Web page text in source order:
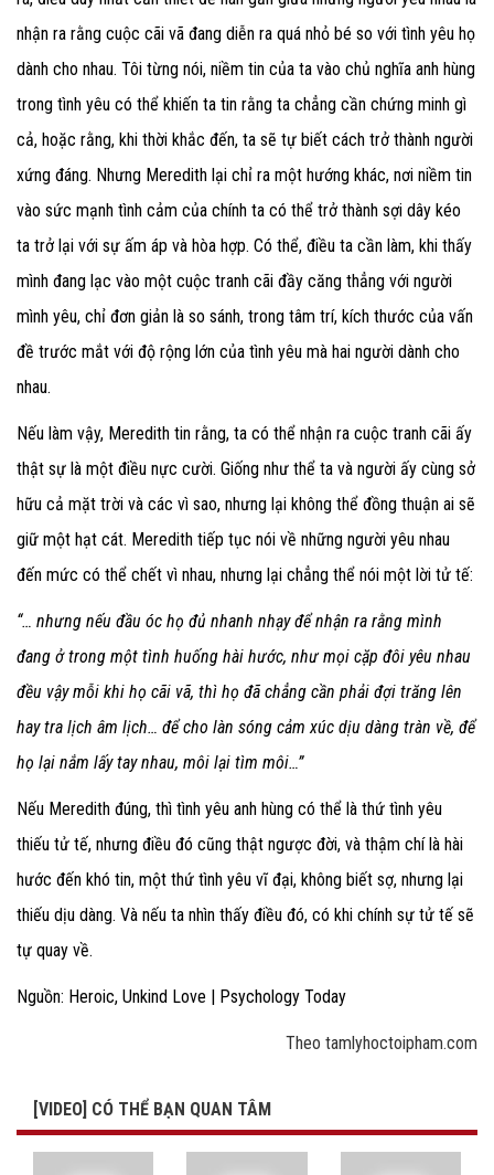
nhận ra rằng cuộc cãi vã đang diễn ra quá nhỏ bé so với tình yêu họ
dành cho nhau. Tôi từng nói, niềm tin của ta vào chủ nghĩa anh hùng
trong tình yêu có thể khiến ta tin rằng ta chẳng cần chứng minh gì
cả, hoặc rằng, khi thời khắc đến, ta sẽ tự biết cách trở thành người
xứng đáng. Nhưng Meredith lại chỉ ra một hướng khác, nơi niềm tin
vào sức mạnh tình cảm của chính ta có thể trở thành sợi dây kéo
ta trở lại với sự ấm áp và hòa hợp. Có thể, điều ta cần làm, khi thấy
mình đang lạc vào một cuộc tranh cãi đầy căng thẳng với người
mình yêu, chỉ đơn giản là so sánh, trong tâm trí, kích thước của vấn
đề trước mắt với độ rộng lớn của tình yêu mà hai người dành cho
nhau.
Nếu làm vậy, Meredith tin rằng, ta có thể nhận ra cuộc tranh cãi ấy
thật sự là một điều nực cười. Giống như thể ta và người ấy cùng sở
hữu cả mặt trời và các vì sao, nhưng lại không thể đồng thuận ai sẽ
giữ một hạt cát. Meredith tiếp tục nói về những người yêu nhau
đến mức có thể chết vì nhau, nhưng lại chẳng thể nói một lời tử tế:
“… nhưng nếu đầu óc họ đủ nhanh nhạy để nhận ra rằng mình
đang ở trong một tình huống hài hước, như mọi cặp đôi yêu nhau
đều vậy mỗi khi họ cãi vã, thì họ đã chẳng cần phải đợi trăng lên
hay tra lịch âm lịch… để cho làn sóng cảm xúc dịu dàng tràn về, để
họ lại nắm lấy tay nhau, môi lại tìm môi…”
Nếu Meredith đúng, thì tình yêu anh hùng có thể là thứ tình yêu
thiếu tử tế, nhưng điều đó cũng thật ngược đời, và thậm chí là hài
hước đến khó tin, một thứ tình yêu vĩ đại, không biết sợ, nhưng lại
thiếu dịu dàng. Và nếu ta nhìn thấy điều đó, có khi chính sự tử tế sẽ
tự quay về.
Nguồn: Heroic, Unkind Love | Psychology Today
Theo tamlyhoctoipham.com
[VIDEO] CÓ THỂ BẠN QUAN TÂM